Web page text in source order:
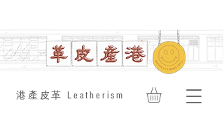
​港產皮革 Leatherism